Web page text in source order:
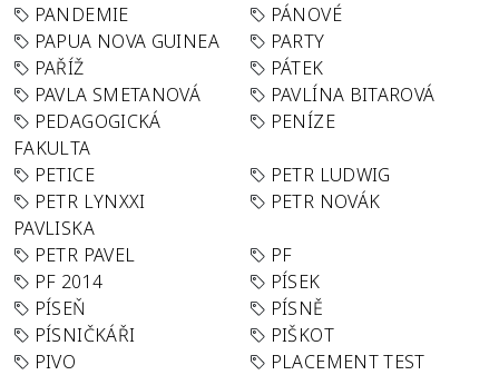
PANDEMIE
PÁNOVÉ
PAPUA NOVA GUINEA
PARTY
PAŘÍŽ
PÁTEK
PAVLA SMETANOVÁ
PAVLÍNA BITAROVÁ
PEDAGOGICKÁ
FAKULTA
PENÍZE
PETICE
PETR LUDWIG
PETR LYNXXI
PAVLISKA
PETR NOVÁK
PETR PAVEL
PF
PF 2014
PÍSEK
PÍSEŇ
PÍSNĚ
PÍSNIČKÁŘI
PIŠKOT
PIVO
PLACEMENT TEST